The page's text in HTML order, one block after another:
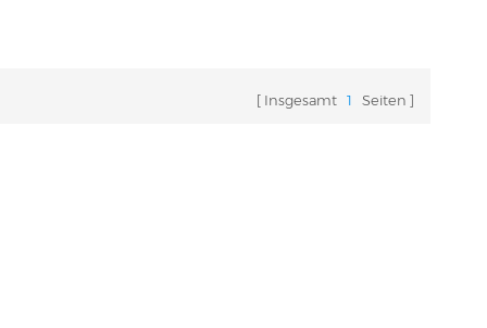
Insgesamt 1 Seiten